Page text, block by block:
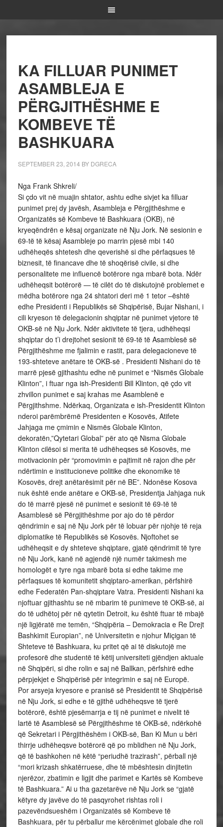
KA FILLUAR PUNIMET
ASAMBLEJA E
PËRGJITHËSHME E
KOMBEVE TË
BASHKUARA
SEPTEMBER 23, 2014 BY DGRECA
Nga Frank Shkreli/
Si çdo vit në muajin shtator, ashtu edhe sivjet ka filluar
punimet prej dy javësh, Asambleja e Përgjithëshme e
Organizatës së Kombeve të Bashkuara (OKB), në
kryeqëndrën e kësaj organizate në Nju Jork. Në sesionin e
69-të të kësaj Asambleje po marrin pjesë mbi 140
udhëheqës shtetesh dhe qeverishë si dhe përfaqsues të
biznesit, të financave dhe të shoqërisë civile, si dhe
personalitete me influencë botërore nga mbarë bota. Ndër
udhëheqsit botërorë — të cilët do të diskutojnë problemet e
mëdha botërore nga 24 shtatori deri më 1 tetor –është
edhe Presidenti i Republikës së Shqipërisë, Bujar Nishani, i
cili kryeson të delegacionin shqiptar në punimet vjetore të
OKB-së në Nju Jork. Ndër aktivitete të tjera, udhëheqsi
shqiptar do t’i drejtohet sesionit të 69-të të Asamblesë së
Përgjithëshme me fjalimin e rastit, para delegacioneve të
193-shteteve anëtare të OKB-së . Presidenti Nishani do të
marrë pjesë gjithashtu edhe në punimet e “Nismës Globale
Klinton”, i ftuar nga ish-Presidenti Bill Klinton, që çdo vit
zhvillon punimet e saj krahas me Asamblenë e
Përgjithshme. Ndërkaq, Organizata e ish-Presidentit Klinton
nderoi parëmbrëmë Presidenten e Kosovës, Atifete
Jahjaga me çmimin e Nismës Globale Klinton,
dekoratën,”Qytetari Global” për ato që Nisma Globale
Klinton cilësoi si merita të udhëheqses së Kosovës, me
motivacionin për “promovimin e pajtimit në rajon dhe për
ndërtimin e institucioneve politike dhe ekonomike të
Kosovës, drejt anëtarësimit për në BE”. Ndonëse Kosova
nuk është ende anëtare e OKB-së, Presidentja Jahjaga nuk
do të marrë pjesë në punimet e sesionit të 69-të të
Asamblesë së Përgjithëshme por ajo do të përdor
qëndrimin e saj në Nju Jork për të lobuar për njohje të reja
diplomatike të Republikës së Kosovës. Njoftohet se
udhëheqsit e dy shteteve shqiptare, gjatë qëndrimit të tyre
në Nju Jork, kanë në agjendë një numër takimesh me
homologët e tyre nga mbarë bota si edhe takime me
përfaqsues të komunitetit shqiptaro-amerikan, përfshirë
edhe Federatën Pan-shqiptare Vatra. Presidenti Nishani ka
njoftuar gjithashtu se në mbarim të punimeve të OKB-së, ai
do të udhëtoj për në qytetin Detroit, ku është ftuar të mbajë
një ligjëratë me temën, “Shqipëria – Demokracia e Re Drejt
Bashkimit Europian”, në Universitetin e njohur Miçigan të
Shteteve të Bashkuara, ku pritet që ai të diskutojë me
profesorë dhe studentë të këtij universiteti gjëndjen aktuale
në Shqipëri, si dhe rolin e saj në Ballkan, përfshirë edhe
përpjekjet e Shqipërisë për integrimin e saj në Europë.
Por arsyeja kryesore e pranisë së Presidentit të Shqipërisë
në Nju Jork, si edhe e të gjithë udhëheqsve të tjerë
botërorë, është pjesëmarrja e tij në punimet e nivelit të
lartë të Asamblesë së Përgjithëshme të OKB-së, ndërkohë
që Sekretari i Përgjithëshëm i OKB-së, Ban Ki Mun u bëri
thirrje udhëheqsve botërorë që po mblidhen në Nju Jork,
që të bashkohen në këtë “periudhë trazirash”, përball një
“mori krizash shkatërruese, dhe të mbështesin dinjitetin
njerëzor, zbatimin e ligjit dhe parimet e Kartës së Kombeve
të Bashkuara.” Ai u tha gazetarëve në Nju Jork se “gjatë
këtyre dy javëve do të pasqyrohet rishtas roli i
pazevëndsueshëm i Organizatës së Kombeve të
Bashkuara, për tu përballur me kërcënimet globale dhe roli